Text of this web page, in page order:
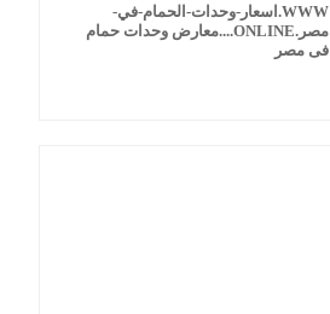
WWW.اسعار-وحدات-الحمام-في-
مصر.ONLINE....معارض وحدات حمام
فى مصر